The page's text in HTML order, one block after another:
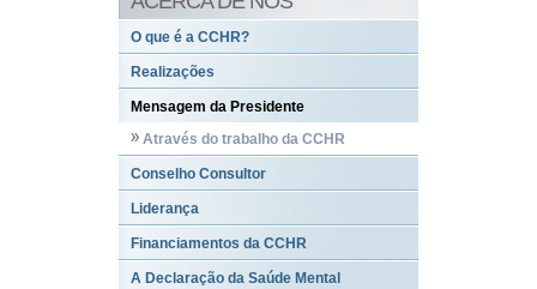
O que é a CCHR?
Realizações
Mensagem da Presidente
Através do trabalho da CCHR
Conselho Consultor
Liderança
Financiamentos da CCHR
A Declaração da Saúde Mental